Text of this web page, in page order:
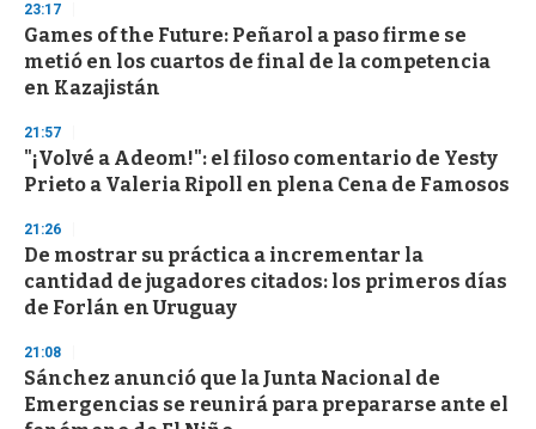
23:17
Games of the Future: Peñarol a paso firme se
metió en los cuartos de final de la competencia
en Kazajistán
21:57
"¡Volvé a Adeom!": el filoso comentario de Yesty
Prieto a Valeria Ripoll en plena Cena de Famosos
21:26
De mostrar su práctica a incrementar la
cantidad de jugadores citados: los primeros días
de Forlán en Uruguay
21:08
Sánchez anunció que la Junta Nacional de
Emergencias se reunirá para prepararse ante el